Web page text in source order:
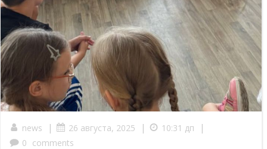
news | 26 августа, 2025 | 10:31 дп |
0 comments